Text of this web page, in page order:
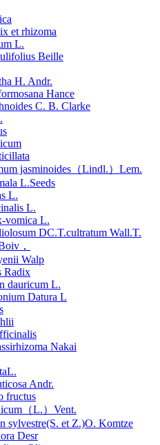
et rhizoma
L.
Beille
H. Andr.
Hance
C. B. Clarke
jasminoides（Lindl.）Lem.
L.Seeds
L.
L.
vomica L.
DC.T.cultratum Wall.T.
，
Walp
Radix
dauricum L.
Datura L
Nakai
Andr.
fructus
（L.）Vent.
sylvestre(S. et Z.)O. Komtze
Desr